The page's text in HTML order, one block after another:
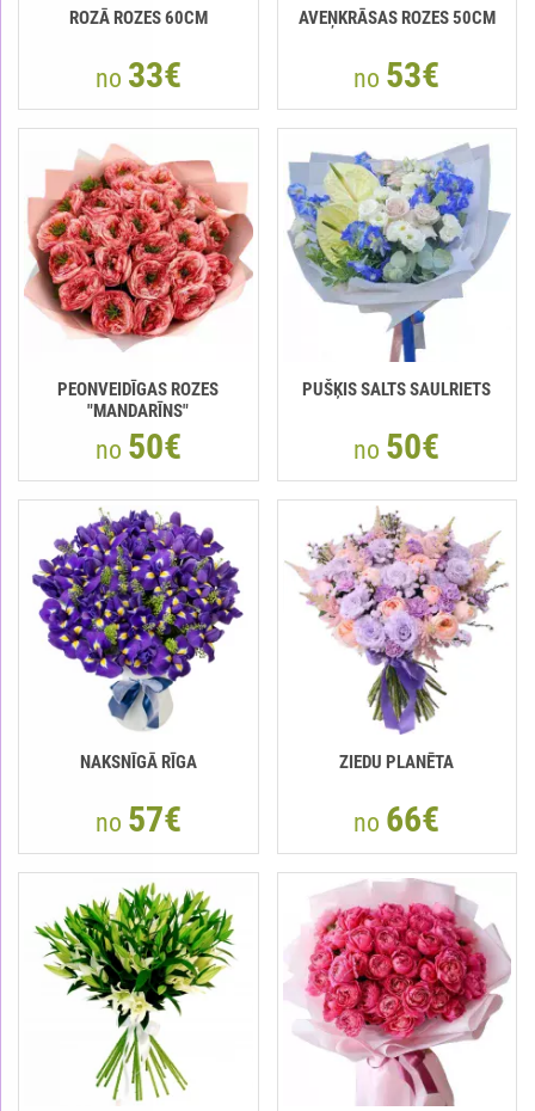
ROZĀ ROZES 60CM
no 33€
AVEŅKRĀSAS ROZES 50CM
no 53€
PEONVEIDĪGAS ROZES
"MANDARĪNS"
no 50€
PUŠĶIS SALTS SAULRIETS
no 50€
NAKSNĪGĀ RĪGA
no 57€
ZIEDU PLANĒTA
no 66€